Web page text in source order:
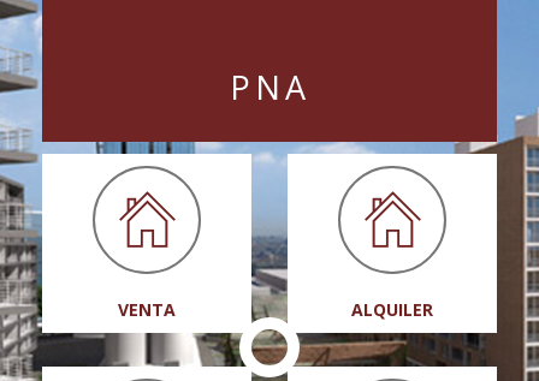
PNA
VENTA ALQUILER